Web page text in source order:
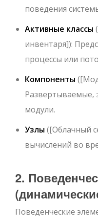
поведения
Активные классы (
инвентаря]):
процессы или
Компоненты (
Развертываемые,
модули.
Узлы ([Облачный
вычислений во
2.
Поведенческие